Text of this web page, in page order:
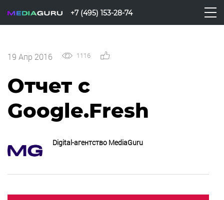
+7 (495) 153-28-74
19 Апр 2016 1116
Отчет с
Google.Fresh
Digital-агентство MediaGuru